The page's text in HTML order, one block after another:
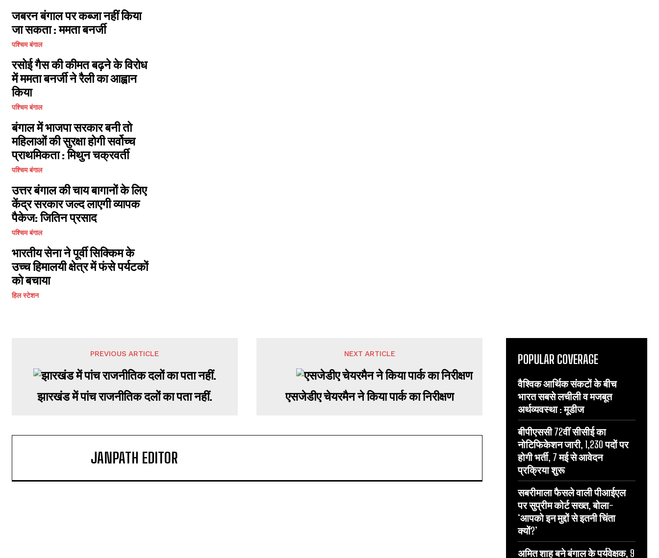
जबरन बंगाल पर कब्जा नहीं किया
जा सकता : ममता बनर्जी
पश्चिम बंगाल
रसोई गैस की कीमत बढ़ने के विरोध
में ममता बनर्जी ने रैली का आह्वान
किया
पश्चिम बंगाल
बंगाल में भाजपा सरकार बनी तो
महिलाओं की सुरक्षा होगी सर्वोच्च
प्राथमिकता : मिथुन चक्रवर्ती
पश्चिम बंगाल
उत्तर बंगाल की चाय बागानों के लिए
केंद्र सरकार जल्द लाएगी व्यापक
पैकेज: जितिन प्रसाद
पश्चिम बंगाल
भारतीय सेना ने पूर्वी सिक्किम के
उच्च हिमालयी क्षेत्र में फंसे पर्यटकों
काे बचाया
हिल स्टेशन
PREVIOUS ARTICLE
झारखंड में पांच राजनीतिक दलों का पता नहीं.
NEXT ARTICLE
एसजेडीए चेयरमैन ने किया पार्क का निरीक्षण
JANPATH EDITOR
POPULAR COVERAGE
वैश्विक आर्थिक संकटों के बीच
भारत सबसे लचीली व मजबूत
अर्थव्यवस्था : मूडीज
बीपीएससी 72वीं सीसीई का
नोटिफिकेशन जारी, 1,230 पदों पर
होगी भर्ती, 7 मई से आवेदन
प्रक्रिया शुरू
सबरीमाला फैसले वाली पीआईएल
पर सुप्रीम कोर्ट सख्त, बोला-
‘आपको इन मुद्दों से इतनी चिंता
क्यों?’
अमित शाह बने बंगाल के पर्यवेक्षक, 9